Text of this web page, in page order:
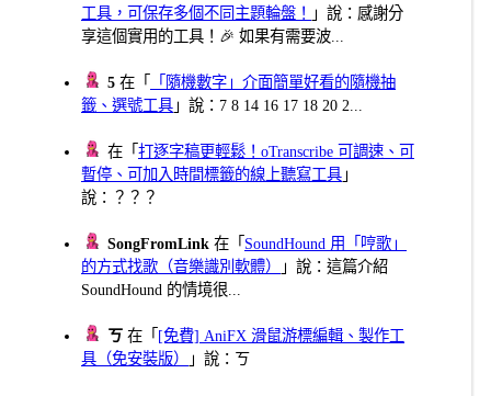
工具，可保存多個不同主題輪盤！
」說：感謝分
享這個實用的工具！🎉 如果有需要波...
5 在「
「隨機數字」介面簡單好看的隨機抽
籤、選號工具 」說：7 8 14 16 17 18 20 2...
在「打逐字稿更輕鬆！oTranscribe 可調速、可
暫停、可加入時間標籤的線上聽寫工具 」
說：？？？
SongFromLink 在「 SoundHound 用「哼歌」
的方式找歌（音樂識別軟體）
」說：這篇介紹
SoundHound 的情境很...
ㄎ 在「 [免費] AniFX 滑鼠游標編輯、製作工
具（免安裝版）
」說：ㄎ